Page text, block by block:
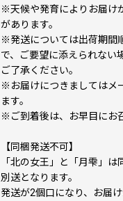
※天候や発育によりお届け
があります。
※発送については出荷期間
で、ご要望に添えられない
ご了承ください。
※お届けにつきましてはメ
ます。
※ご到着後は、お早目にお
【同梱発送不可】
「北の女王」と「月雫」は
別送となります。
発送が2個口になり、お届